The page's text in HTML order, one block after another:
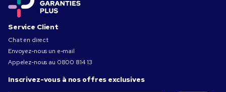
Service Client
Chat en direct
Envoyez-nous un e-mail
Appelez-nous au 0800 814 13
Inscrivez-vous à nos offres exclusives